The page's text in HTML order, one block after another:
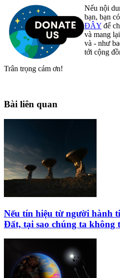
Nếu nội
bạn, bạn
ĐÂY để
và mang
và - như
tới cộng
Trân trọng cám ơn!
Bài liên quan
Nếu tín hiệu từ người hành
Đất, tại sao chúng ta không